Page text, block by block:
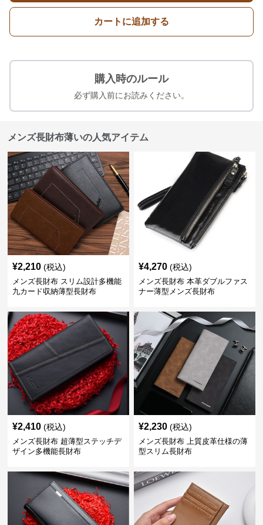
カートに追加する
購入時のルール
必ず購入前にお読みください。
メンズ長財布薄いの人気アイテム
¥2,210 (税込)
メンズ長財布 スリム設計多機能
九カード収納薄型長財布
¥4,270 (税込)
メンズ長財布 本革ダブルファス
ナー薄型メンズ長財布
¥2,410 (税込)
メンズ長財布 超薄型ステッチデ
ザイン多機能長財布
¥2,230 (税込)
メンズ長財布 上質皮革仕様の薄
型スリム長財布